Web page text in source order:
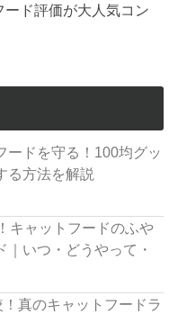
ド評価が大人気コン
ードを守る！100均グッ
る方法を解説
キャットフードのふや
｜いつ・どうやって・
真のキャットフードラ